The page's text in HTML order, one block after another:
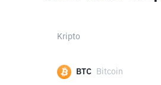
Kripto
BTC Bitcoin